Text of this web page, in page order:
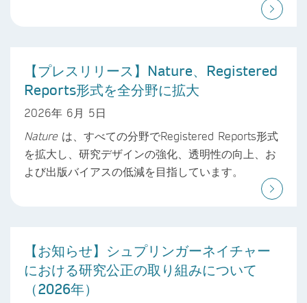
【プレスリリース】Nature、Registered
Reports形式を全分野に拡大
2026年 6月 5日
Natureは、すべての分野でRegistered Reports形式
を拡大し、研究デザインの強化、透明性の向上、お
よび出版バイアスの低減を目指しています。
【お知らせ】シュプリンガーネイチャー
における研究公正の取り組みについて
（2026年）